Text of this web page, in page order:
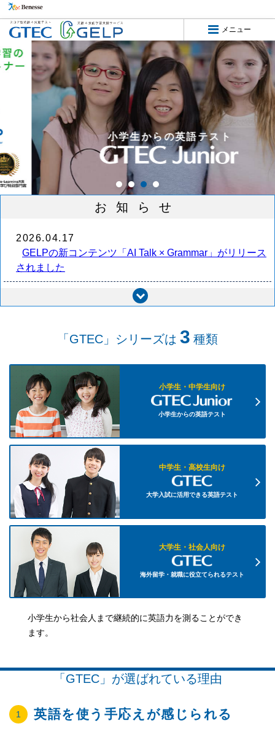
幅広い学齢のニーズに対応した
サービスをご用意しています。
小学生・中学生向け GTEC Junior
中学生・高校生 向けGTEC
大学生・社会人向けGTEC
中学生・高校生 向け 学習アプリGELP
学校関係者の方へ
生徒向けPC版ログイン
閉じる
メニュー
小学生からの英語テスト
お知らせ
2026.04.17
GELPの新コンテンツ「AI Talk × Grammar」がリリース
されました
「GTEC」シリーズは 3 種類
小学生・中学生向け
小学生からの英語テスト
中学生・高校生向け
大学入試に活用できる英語テスト
大学生・社会人向け
海外留学・就職に役立てられるテスト
小学生から社会人まで継続的に英語力を測ることができ
ます。
「GTEC」が選ばれている理由
1 英語を使う手応えが感じられる